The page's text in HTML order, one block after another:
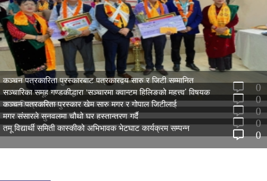
0
कञ्चन पत्रकारिता पुरस्कारबाट पत्रकारद्वय सारु र जिटी सम्मानित
0
सञ्चारिका समूह गण्डकीद्धारा ‘सञ्चारमा क्वान्टम हिलिङको महत्त्व’ विषयक
अन्तरक्रिया सम्पन्न
0
कञ्चन पत्रकरिता पुरस्कार खेम सारु मगर र गोपाल जिटीलाई
0
मगर संसारले सुनवलमा चौथो घर हस्तान्तरण गर्दै
0
तमू विद्यार्थी समिती कास्कीको अभिभावक भेटघाट कार्यक्रम सम्पन्न